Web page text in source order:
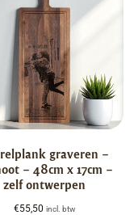
graveren –
– 48cm x 17cm –
zelf ontwerpen
€55,50 incl. btw